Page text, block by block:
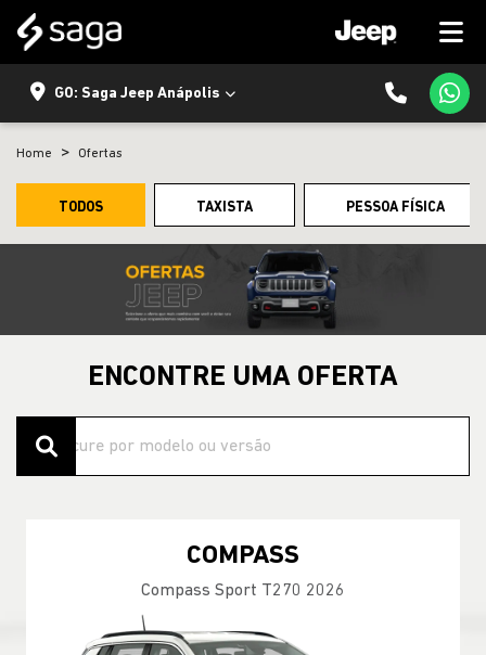
GO: Saga Jeep Anápolis
Home Ofertas
TODOS TAXISTA PESSOA FÍSICA
ENCONTRE UMA OFERTA
COMPASS
Compass Sport T270 2026